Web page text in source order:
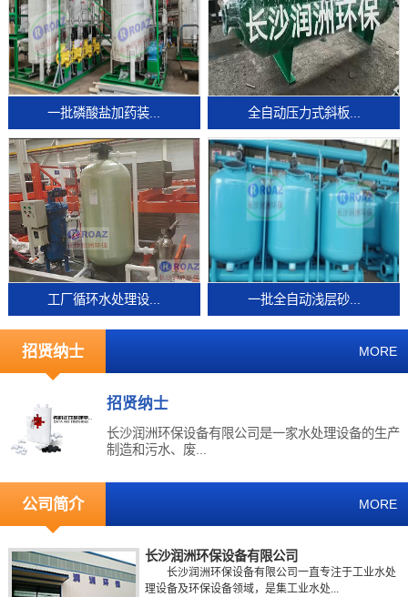
一批磷酸盐加药装... 全自动压力式斜板...
工厂循环水处理设... 一批全自动浅层砂...
招贤纳士 MORE
招贤纳士
长沙润洲环保设备有限公司是一家水处理设备的生产
制造和污水、废...
公司简介 MORE
长沙润洲环保设备有限公司
长沙润洲环保设备有限公司一直专注于工业水处
理设备及环保设备领域，是集工业水处...